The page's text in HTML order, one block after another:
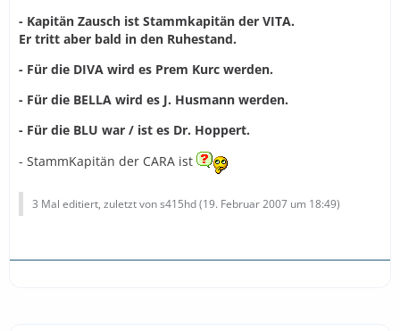
- Kapitän Zausch ist Stammkapitän der VITA.
Er tritt aber bald in den Ruhestand.
- Für die DIVA wird es Prem Kurc werden.
- Für die BELLA wird es J. Husmann werden.
- Für die BLU war / ist es Dr. Hoppert.
- StammKapitän der CARA ist
3 Mal editiert, zuletzt von s415hd (19. Februar 2007 um 18:49)